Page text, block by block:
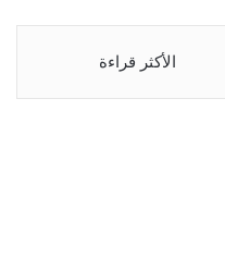
الأكثر قراءة